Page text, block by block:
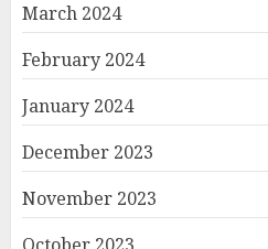
March 2024
February 2024
January 2024
December 2023
November 2023